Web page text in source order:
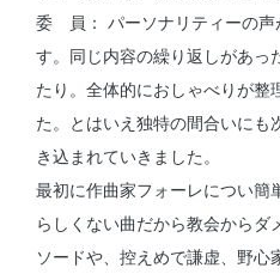
委 員： パーソナリティーの声
す。同じ内容の繰り返しがあっ
たり。全体的におしゃべりが整
た。とはいえ独特の間合いにも
き込まれていきました。
最初に作曲家フォーレについ簡
らしくない曲だから教会からダ
ソードや、控えめで謙虚、野心